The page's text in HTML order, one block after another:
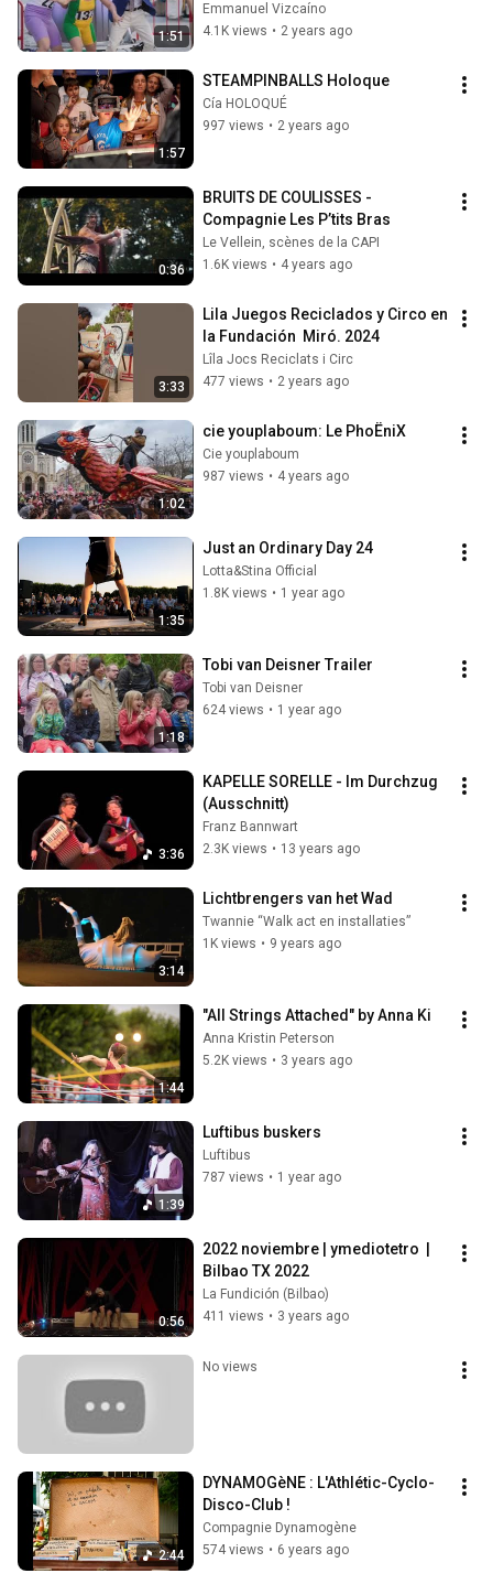
1:51
Emmanuel Vizcaíno
4.1K views • 2 years ago
1:57
STEAMPINBALLS Holoque
Cía HOLOQUÉ
997 views • 2 years ago
0:36
BRUITS DE COULISSES -
Compagnie Les P’tits Bras
Le Vellein, scènes de la CAPI
1.6K views • 4 years ago
3:33
Lila Juegos Reciclados y Circo en
la Fundación  Miró. 2024
Lîla Jocs Reciclats i Circ
477 views • 2 years ago
1:02
cie youplaboum: Le PhoËniX
Cie youplaboum
987 views • 4 years ago
1:35
Just an Ordinary Day 24
Lotta&Stina Official
1.8K views • 1 year ago
1:18
Tobi van Deisner Trailer
Tobi van Deisner
624 views • 1 year ago
3:36
KAPELLE SORELLE - Im Durchzug
(Ausschnitt)
Franz Bannwart
2.3K views • 13 years ago
3:14
Lichtbrengers van het Wad
Twannie “Walk act en installaties”
1K views • 9 years ago
1:44
"All Strings Attached" by Anna Ki
Anna Kristin Peterson
5.2K views • 3 years ago
1:39
Luftibus buskers
Luftibus
787 views • 1 year ago
0:56
2022 noviembre | ymediotetro  |
Bilbao TX 2022
La Fundición (Bilbao)
411 views • 3 years ago
No views
2:44
DYNAMOGèNE : L'Athlétic-Cyclo-
Disco-Club !
Compagnie Dynamogène
574 views • 6 years ago